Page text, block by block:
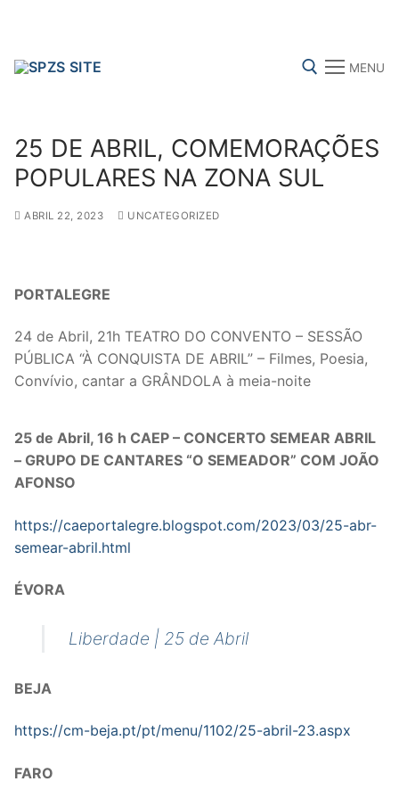
Search for:
MENU
FENPROF CGTP-IN FRENTE COMUM
for:
sindicalização
Notícias
Sectores
PRÉ-ESCOLAR
EDUCAÇÃO ESPECIAL
PARTICULAR / IPSS / MISERICÓRDIAS
ENSINO SUPERIOR
Área de Sócios
Revista Intervir
25 DE ABRIL, COMEMORAÇÕES
POPULARES NA ZONA SUL
ABRIL 22, 2023 UNCATEGORIZED
PORTALEGRE
24 de Abril, 21h TEATRO DO CONVENTO – SESSÃO
PÚBLICA “À CONQUISTA DE ABRIL” – Filmes, Poesia,
Convívio, cantar a GRÂNDOLA à meia-noite
25 de Abril, 16 h CAEP – CONCERTO SEMEAR ABRIL
– GRUPO DE CANTARES “O SEMEADOR” COM JOÃO
AFONSO
https://caeportalegre.blogspot.com/2023/03/25-abr-
semear-abril.html
ÉVORA
Liberdade | 25 de Abril
BEJA
https://cm-beja.pt/pt/menu/1102/25-abril-23.aspx
FARO